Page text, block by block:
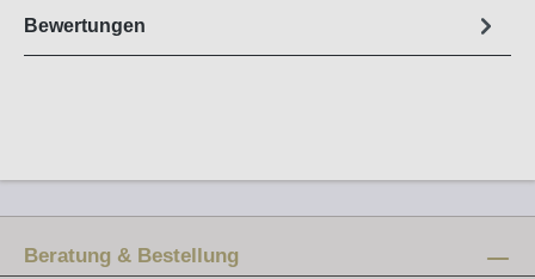
Bewertungen
Beratung & Bestellung